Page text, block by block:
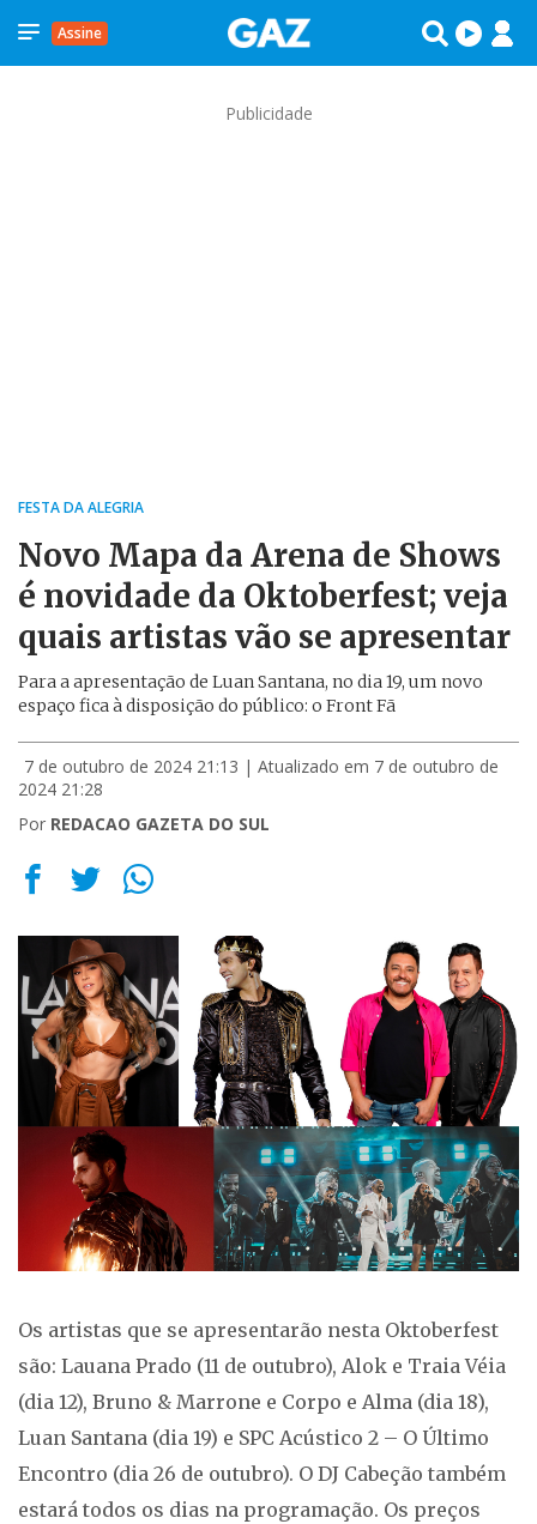
Assine
Publicidade
FESTA DA ALEGRIA
Novo Mapa da Arena de Shows
é novidade da Oktoberfest; veja
quais artistas vão se apresentar
Para a apresentação de Luan Santana, no dia 19, um novo
espaço fica à disposição do público: o Front Fã
7 de outubro de 2024 21:13 | Atualizado em 7 de outubro de
2024 21:28
Por REDACAO GAZETA DO SUL
Os artistas que se apresentarão nesta Oktoberfest
são: Lauana Prado (11 de outubro), Alok e Traia Véia
(dia 12), Bruno & Marrone e Corpo e Alma (dia 18),
Luan Santana (dia 19) e SPC Acústico 2 – O Último
Encontro (dia 26 de outubro). O DJ Cabeção também
estará todos os dias na programação. Os preços